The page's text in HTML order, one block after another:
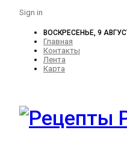
Sign in
ВОСКРЕСЕНЬЕ, 9
Главная
Контакты
Лента
Карта